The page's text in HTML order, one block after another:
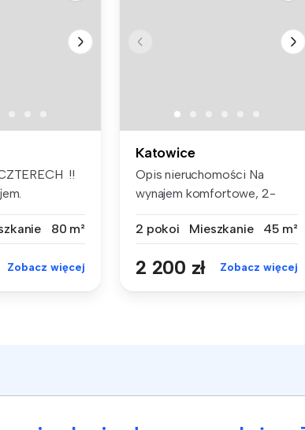
!!
80 m²
Zobacz więcej
Katowice
Opis nieruchomości Na
wynajem komfortowe, 2-
2 pokoi
Mieszkanie 45 m²
2 200 zł Zobacz więcej